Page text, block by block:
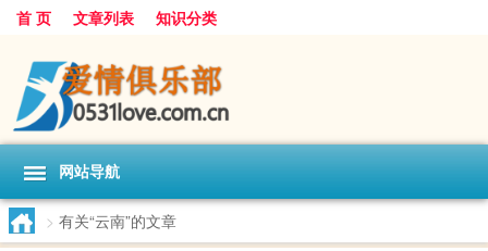
首 页 文章列表 知识分类
网站导航
> 有关“云南”的文章